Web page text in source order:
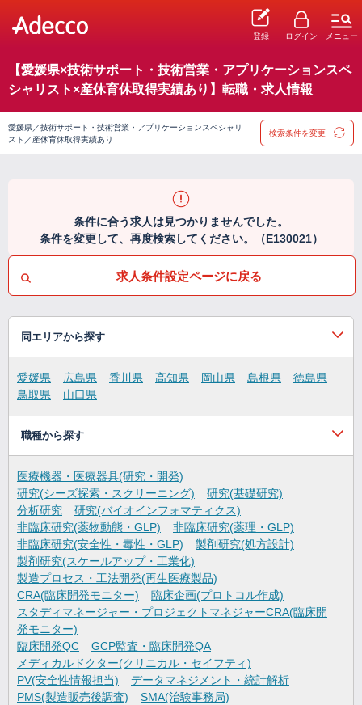
登録 ログイン メニュー
【愛媛県×技術サポート・技術営業・アプリケーションスペ
シャリスト×産休育休取得実績あり】転職・求人情報
愛媛県／技術サポート・技術営業・アプリケーションスペシャリ
スト／産休育休取得実績あり
検索条件を変更
条件に合う求人は見つかりませんでした。
条件を変更して、再度検索してください。（E130021）
求人条件設定ページに戻る
同エリアから探す
愛媛県 広島県 香川県 高知県 岡山県 島根県
徳島県
鳥取県
山口県
職種から探す
医療機器・医療器具(研究・開発)
研究(シーズ探索・スクリーニング)
研究(基礎研究)
分析研究
研究(バイオインフォマティクス)
非臨床研究(薬物動態・GLP)
非臨床研究(薬理・GLP)
非臨床研究(安全性・毒性・GLP)
製剤研究(処方設計)
製剤研究(スケールアップ・工業化)
製造プロセス・工法開発(再生医療製品)
CRA(臨床開発モニター)
臨床企画(プロトコル作成)
スタディマネージャー・プロジェクトマネジャーCRA(臨床開
発モニター)
臨床開発QC
GCP監査・臨床開発QA
メディカルドクター(クリニカル・セイフティ)
PV(安全性情報担当)
データマネジメント・統計解析
PMS(製造販売後調査)
SMA(治験事務局)